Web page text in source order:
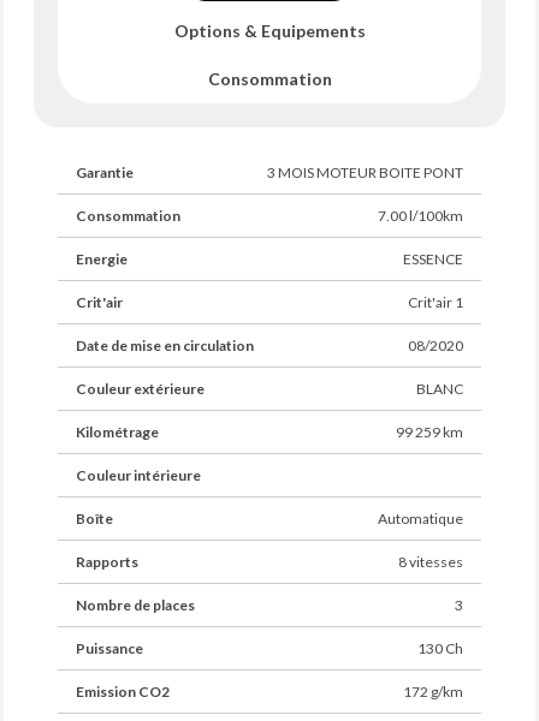
Options & Equipements
Consommation
Garantie 3 MOIS MOTEUR BOITE PONT
Consommation 7.00 l/100km
Energie ESSENCE
Crit'air Crit'air 1
Date de mise en circulation 08/2020
Couleur extérieure BLANC
Kilométrage 99 259 km
Couleur intérieure
Boîte Automatique
Rapports 8 vitesses
Nombre de places 3
Puissance 130 Ch
Emission CO2 172 g/km